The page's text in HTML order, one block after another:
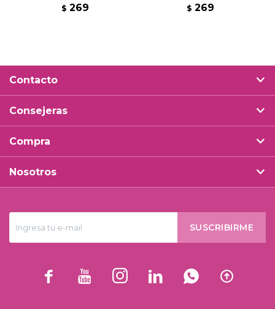
$ 269 $ 269
SUSCRIBIRME
     
Contacto
Consejeras
Compra
Nosotros